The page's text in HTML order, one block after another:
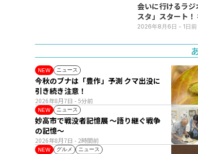
会いに行けるラジ
スタ」スタート！
日(火･祝) 公開生放
2026年8月6日 - 1日前
NEW ニュース
2026年8月7日 - 5分前
今秋のブナは「豊作」予測 クマ出没に
引き続き注意！
NEW ニュース
2026年8月7日 - 2時間前
妙高市で戦没者記憶展 ～語り継ぐ戦争
の記憶～
NEW グルメ ニュース